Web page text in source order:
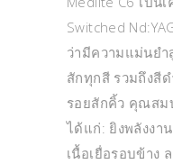
Switched
ว่ามีความแม่นยำ
สักทุกสี รวมถึงสี
รอยสักคิ้ว คุณสม
ได้แก่: ยิงพลังงา
เนื้อเยื่อรอบข้าง